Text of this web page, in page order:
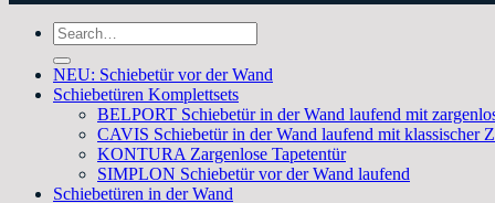
Search
for:
NEU: Schiebetür vor der Wand
Schiebetüren Komplettsets
BELPORT Schiebetür in der Wand laufend mit
CAVIS Schiebetür in der Wand laufend mit klassischer
KONTURA Zargenlose Tapetentür
SIMPLON Schiebetür vor der Wand laufend
Schiebetüren in der Wand